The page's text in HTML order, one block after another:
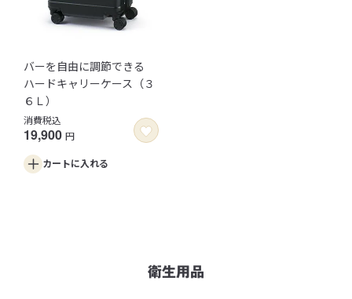
バーを自由に調節できる
ハードキャリーケース（３
６Ｌ）
消費税込
19,900 円
カートに入れる
衛生用品